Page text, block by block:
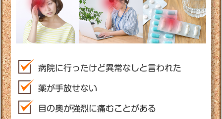
病院に行ったけど異常なしと言われた
薬が手放せない
目の奥が強烈に痛むことがある